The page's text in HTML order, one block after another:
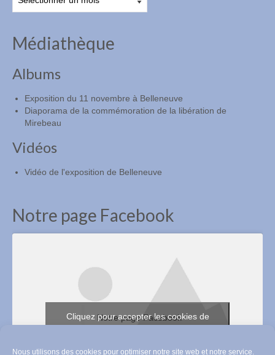
Nous utilisons des cookies pour optimiser notre site web et notre service.
les
Médiathèque
Albums
Exposition du 11 novembre à Belleneuve
Diaporama de la commémoration de la libération de
Mirebeau
Vidéos
Vidéo de l'exposition de Belleneuve
Notre page Facebook
Notre page Facebook
Cliquez pour accepter les cookies de